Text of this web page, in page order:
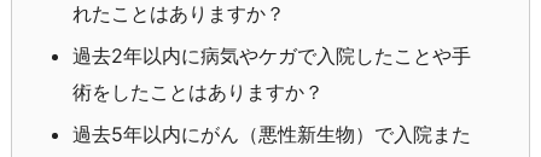
れたことはありますか？
過去2年以内に病気やケガで入院したことや手
術をしたことはありますか？
過去5年以内にがん（悪性新生物）で入院また